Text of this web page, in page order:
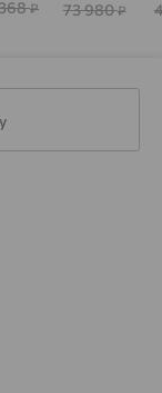
368₽ 73 980₽